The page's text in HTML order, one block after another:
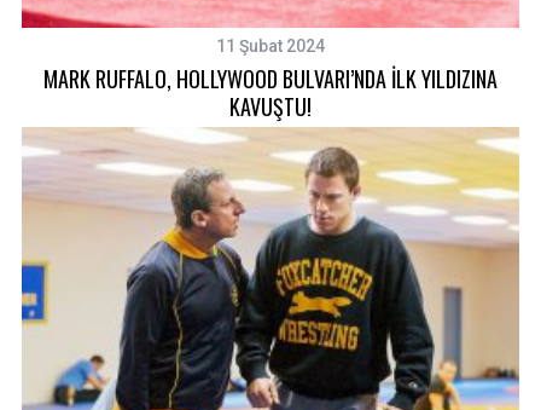
11 Şubat 2024
MARK RUFFALO, HOLLYWOOD BULVARI’NDA İLK YILDIZINA
KAVUŞTU!
e
a